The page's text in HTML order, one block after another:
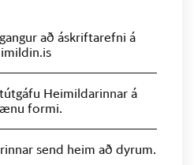
að áskriftarefni á
Heimildarinnar á
formi.
send heim að dyrum.